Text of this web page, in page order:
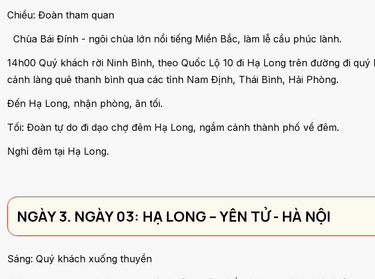
Chiều: Đoàn tham quan
Chùa Bái Đính - ngôi chùa lớn nổi tiếng Miền Bắc, làm lễ cầu phúc lành.
14h00 Quý khách rời Ninh Bình, theo Quốc Lộ 10 đi Hạ Long trên đường đi
cảnh làng quê thanh bình qua các tỉnh Nam Định, Thái Bình, Hải Phòng.
Đến Hạ Long, nhận phòng, ăn tối.
Tối: Đoàn tự do đi dạo chợ đêm Hạ Long, ngắm cảnh thành phố về đêm.
Nghỉ đêm tại Hạ Long.
NGÀY 3. NGÀY 03: HẠ LONG – YÊN TỬ - HÀ NỘI
Sáng: Quý khách xuống thuyền